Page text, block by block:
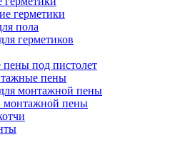
герметики
пола
герметиков
под пистолет
пены
монтажной пены
монтажной пены